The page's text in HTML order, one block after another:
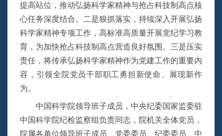
提高站位，推动弘扬科学家精神与抢占科技制高点核
心任务深度结合。二是狠抓落实，持续深入开展弘扬
科学家精神专项工作，高标准高质量开展党纪学习教
育，为加快抢占科技制高点营造良好氛围。三是压实
责任，将传承弘扬科学家精神作为党建工作的重要内
容，引领全院党员干部职工勇担新使命、展现新作
为。
中国科学院领导班子成员，中央纪委国家监委驻
中国科学院纪检监察组负责同志，院机关全体党员，
院属各单位领导班子成员、党委委员、纪委委员、中